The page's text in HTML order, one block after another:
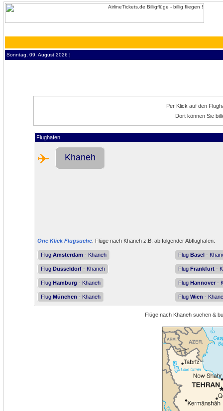
Sonntag, 09. August 2026 ¦
Per Klick auf den
Dort können Sie
Flughafen
Khaneh
One Klick Flugsuche: Flüge nach Khaneh z.B. ab folgender Abflughafen:
Flug Amsterdam - Khaneh Flug Basel -
Flug Düsseldorf - Khaneh Flug Frankfurt -
Flug Hamburg - Khaneh Flug Hannover -
Flug München - Khaneh Flug Wien -